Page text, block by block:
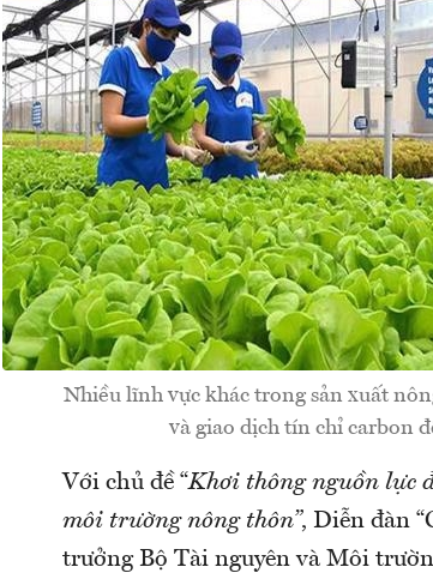
Nhiều lĩnh vực khác trong sản xuất
và giao dịch tín chỉ carbon
Với chủ đề “Khơi thông nguồn lực
môi trường nông thôn”, Diễn đàn
trưởng Bộ Tài nguyên và Môi